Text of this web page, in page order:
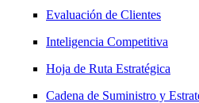
Evaluación de Clientes
Inteligencia Competitiva
Hoja de Ruta Estratégica
Cadena de Suministro y